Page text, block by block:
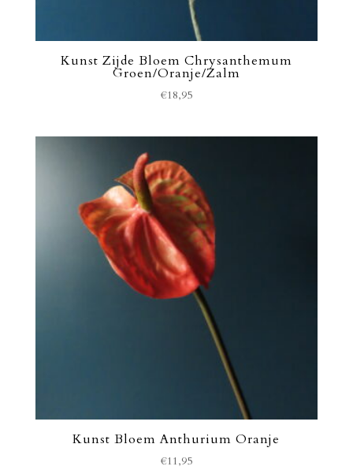
Kunst Zijde Bloem Chrysanthemum
Groen/Oranje/Zalm
€18,95
Kunst Bloem Anthurium Oranje
€11,95